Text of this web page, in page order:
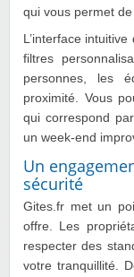
qui vous permet
L’interface
filtres
personnes, les
proximité. Vous
qui correspond
un week-end
Un
sécurité
Gites.fr met un
offre. Les
respecter des
votre tranquillité.